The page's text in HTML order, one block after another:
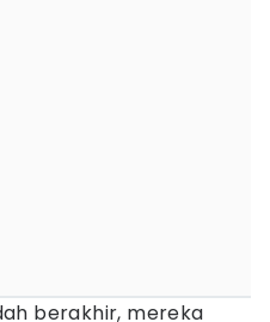
berakhir, mereka